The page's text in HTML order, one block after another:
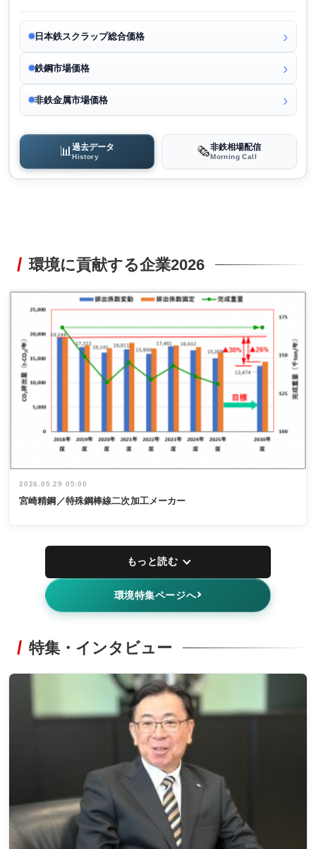
日本鉄スクラップ総合価格
鉄鋼市場価格
非鉄金属市場価格
📊過去データ
History 🗞️非鉄相場配信
Morning Call
環境に貢献する企業2026
2026.05.29 05:00
宮崎精鋼／特殊鋼棒線二次加工メーカー
もっと読む
環境特集ページへ
特集・インタビュー